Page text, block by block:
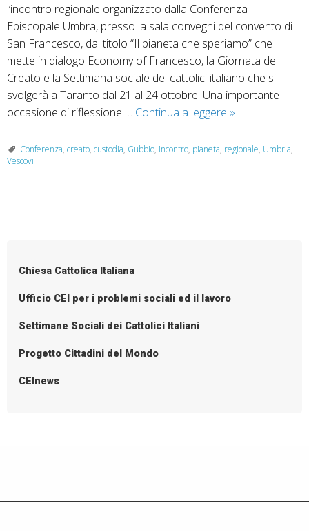
l’incontro regionale organizzato dalla Conferenza
Episcopale Umbra, presso la sala convegni del convento di
San Francesco, dal titolo “Il pianeta che speriamo” che
mette in dialogo Economy of Francesco, la Giornata del
Creato e la Settimana sociale dei cattolici italiano che si
svolgerà a Taranto dal 21 al 24 ottobre. Una importante
occasione di riflessione … Continua a leggere Incontro
il
»
Conferenza, creato, custodia, Gubbio, incontro, pianeta, regionale, Umbria,
Vescovi
Chiesa Cattolica Italiana
Ufficio CEI per i problemi sociali ed il lavoro
Settimane Sociali dei Cattolici Italiani
Progetto Cittadini del Mondo
CEInews